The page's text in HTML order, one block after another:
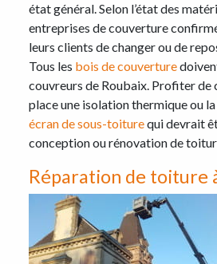
état général. Selon l’état des
entreprises de couverture
leurs clients de changer ou de
Tous les bois de couverture
couvreurs de Roubaix. Profiter de
place une isolation thermique ou
écran de sous-toiturequi devrait
conception ou rénovation de
Réparation de toiture